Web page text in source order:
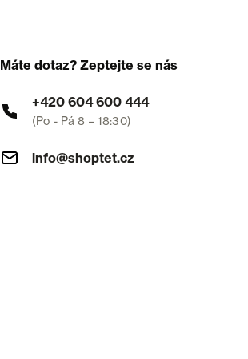
Máte dotaz? Zeptejte se nás
+420 604 600 444
(Po - Pá 8 – 18:30)
info@shoptet.cz